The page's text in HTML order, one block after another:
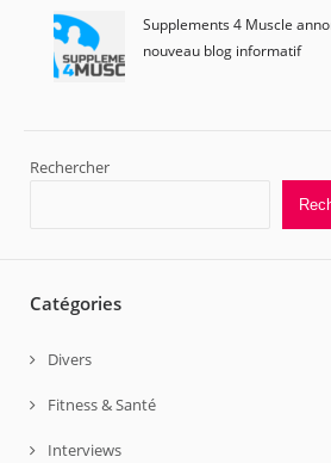
Supplements 4 Muscle
nouveau blog informatif
Rechercher
Catégories
Divers
Fitness & Santé
Interviews